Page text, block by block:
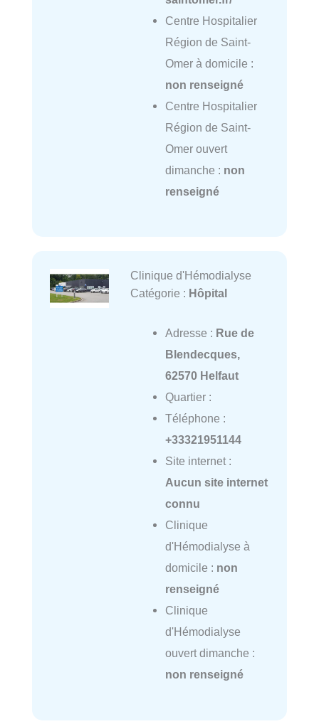
Centre Hospitalier
Région de Saint-
Omer à domicile :
non renseigné
Centre Hospitalier
Région de Saint-
Omer ouvert
dimanche : non
renseigné
Clinique d'Hémodialyse
Catégorie : Hôpital
Adresse : Rue de
Blendecques,
62570 Helfaut
Quartier :
Téléphone :
+33321951144
Site internet :
Aucun site internet
connu
Clinique
d'Hémodialyse à
domicile : non
renseigné
Clinique
d'Hémodialyse
ouvert dimanche :
non renseigné